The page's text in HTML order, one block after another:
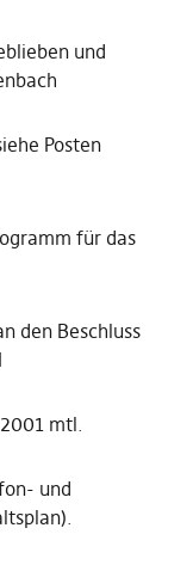
und
Posten
für das
den Beschluss
mtl.
und